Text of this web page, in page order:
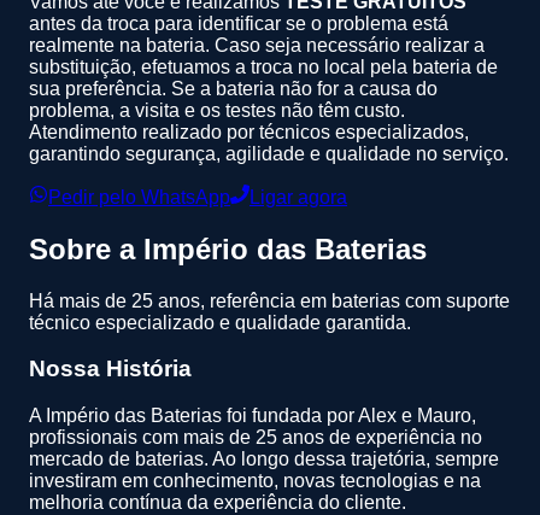
antes da troca para identificar se o problema está
realmente na bateria. Caso seja necessário realizar a
substituição, efetuamos a troca no local pela bateria de
sua preferência. Se a bateria não for a causa do
problema, a visita e os testes não têm custo.
Atendimento realizado por técnicos especializados,
garantindo segurança, agilidade e qualidade no serviço.
Pedir pelo WhatsApp Ligar agora
Sobre a Império das Baterias
Há mais de 25 anos, referência em baterias com suporte
técnico especializado e qualidade garantida.
Nossa História
A Império das Baterias foi fundada por Alex e Mauro,
profissionais com mais de 25 anos de experiência no
mercado de baterias. Ao longo dessa trajetória, sempre
investiram em conhecimento, novas tecnologias e na
melhoria contínua da experiência do cliente.